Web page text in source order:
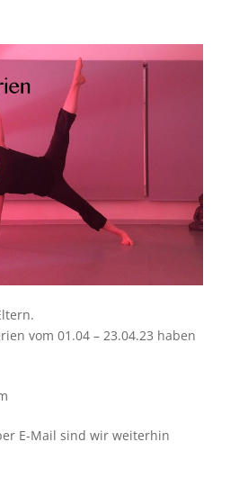
vom 01.04 – 23.04.23 haben
E-Mail sind wir weiterhin